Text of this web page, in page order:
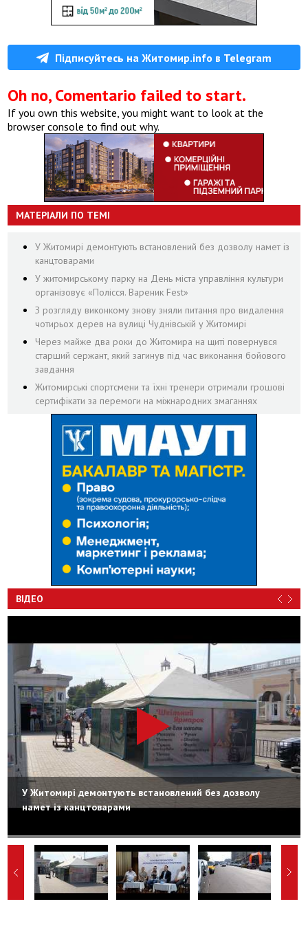
Підписуйтесь на Житомир.info в Telegram
Oh no, Comentario failed to start.
If you own this website, you might want to look at the
browser console to find out why.
МАТЕРІАЛИ ПО ТЕМІ
У Житомирі демонтують встановлений без дозволу намет із
канцтоварами
У житомирському парку на День міста управління культури
організовує «Полісся. Вареник Fest»
З розгляду виконкому знову зняли питання про видалення
чотирьох дерев на вулиці Чуднівській у Житомирі
Через майже два роки до Житомира на щиті повернувся
старший сержант, який загинув під час виконання бойового
завдання
Житомирські спортсмени та їхні тренери отримали грошові
сертифікати за перемоги на міжнародних змаганнях
ВІДЕО
У Житомирі демонтують встановлений без дозволу
намет із канцтоварами